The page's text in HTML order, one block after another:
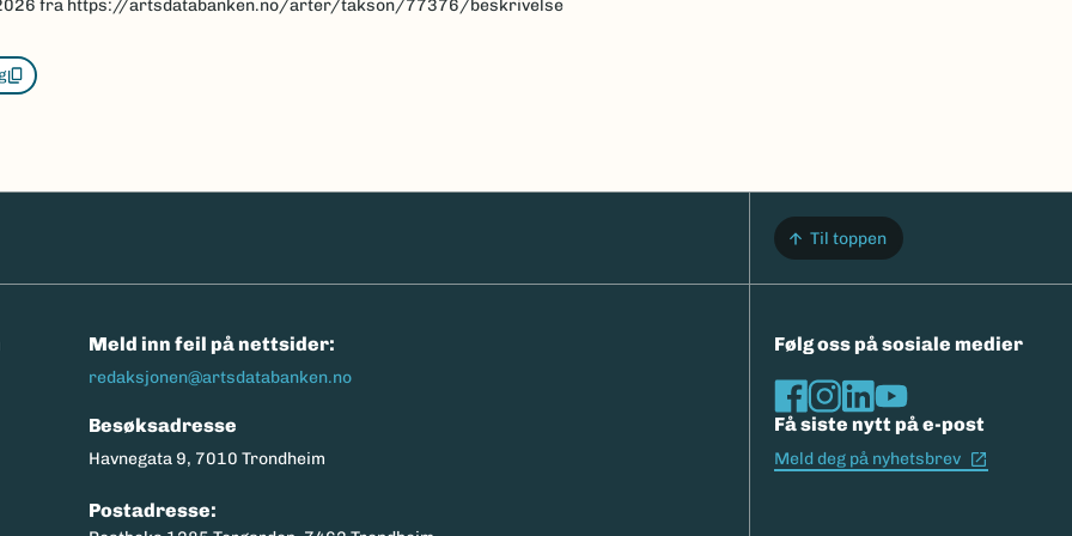
fra https://artsdatabanken.no/arter/takson/77376/beskrivelse
Til toppen
Meld inn feil på nettsider:
redaksjonen@artsdatabanken.no
Besøksadresse
Havnegata 9, 7010 Trondheim
Postadresse:
Følg oss på sosiale medier
Få siste nytt på e-post
Meld deg på nyhetsbrev